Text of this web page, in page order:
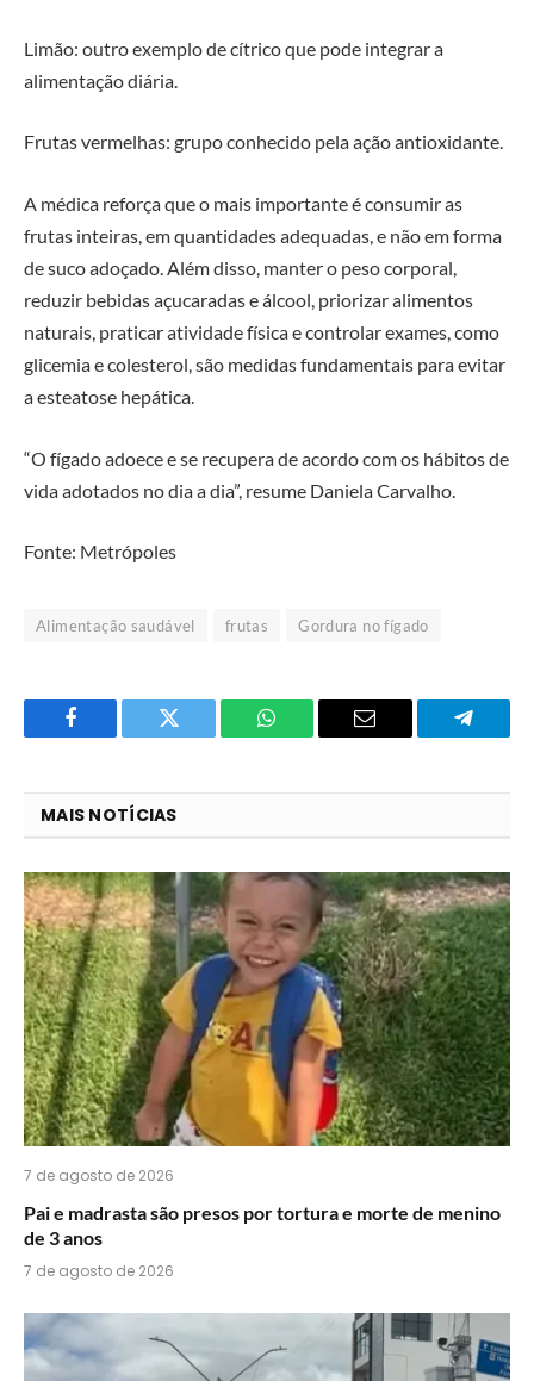
Limão: outro exemplo de cítrico que pode integrar a
alimentação diária.
Frutas vermelhas: grupo conhecido pela ação antioxidante.
A médica reforça que o mais importante é consumir as
frutas inteiras, em quantidades adequadas, e não em forma
de suco adoçado. Além disso, manter o peso corporal,
reduzir bebidas açucaradas e álcool, priorizar alimentos
naturais, praticar atividade física e controlar exames, como
glicemia e colesterol, são medidas fundamentais para evitar
a esteatose hepática.
“O fígado adoece e se recupera de acordo com os hábitos de
vida adotados no dia a dia”, resume Daniela Carvalho.
Fonte: Metrópoles
Alimentação saudável frutas Gordura no fígado
Facebook Twitter
O
do
WhatsApp?
E-
MAIS NOTÍCIAS
7 de agosto de 2026
Pai e madrasta são presos por tortura e morte de menino
de 3 anos
7 de agosto de 2026